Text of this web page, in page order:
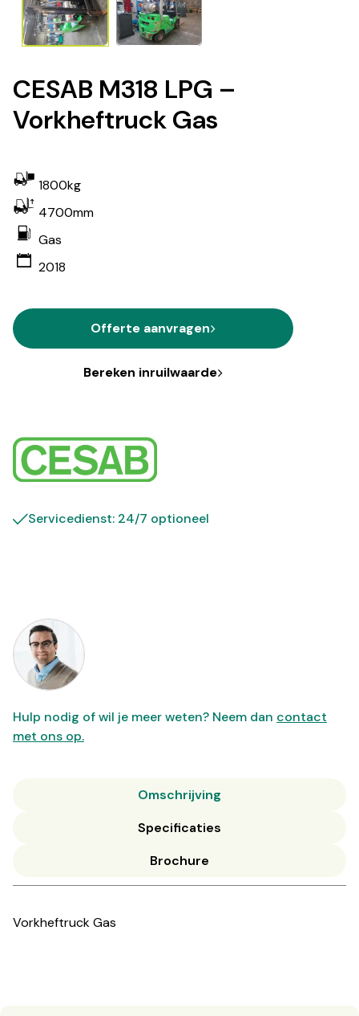
CESAB M318 LPG –
Vorkheftruck Gas
1800kg
4700mm
Gas
2018
Offerte aanvragen
Bereken inruilwaarde
Servicedienst: 24/7 optioneel
Hulp nodig of wil je meer weten? Neem dan contact
met ons op.
Omschrijving
Specificaties
Brochure
Vorkheftruck Gas